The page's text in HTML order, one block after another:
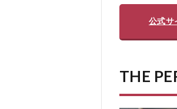
公式サ
THE